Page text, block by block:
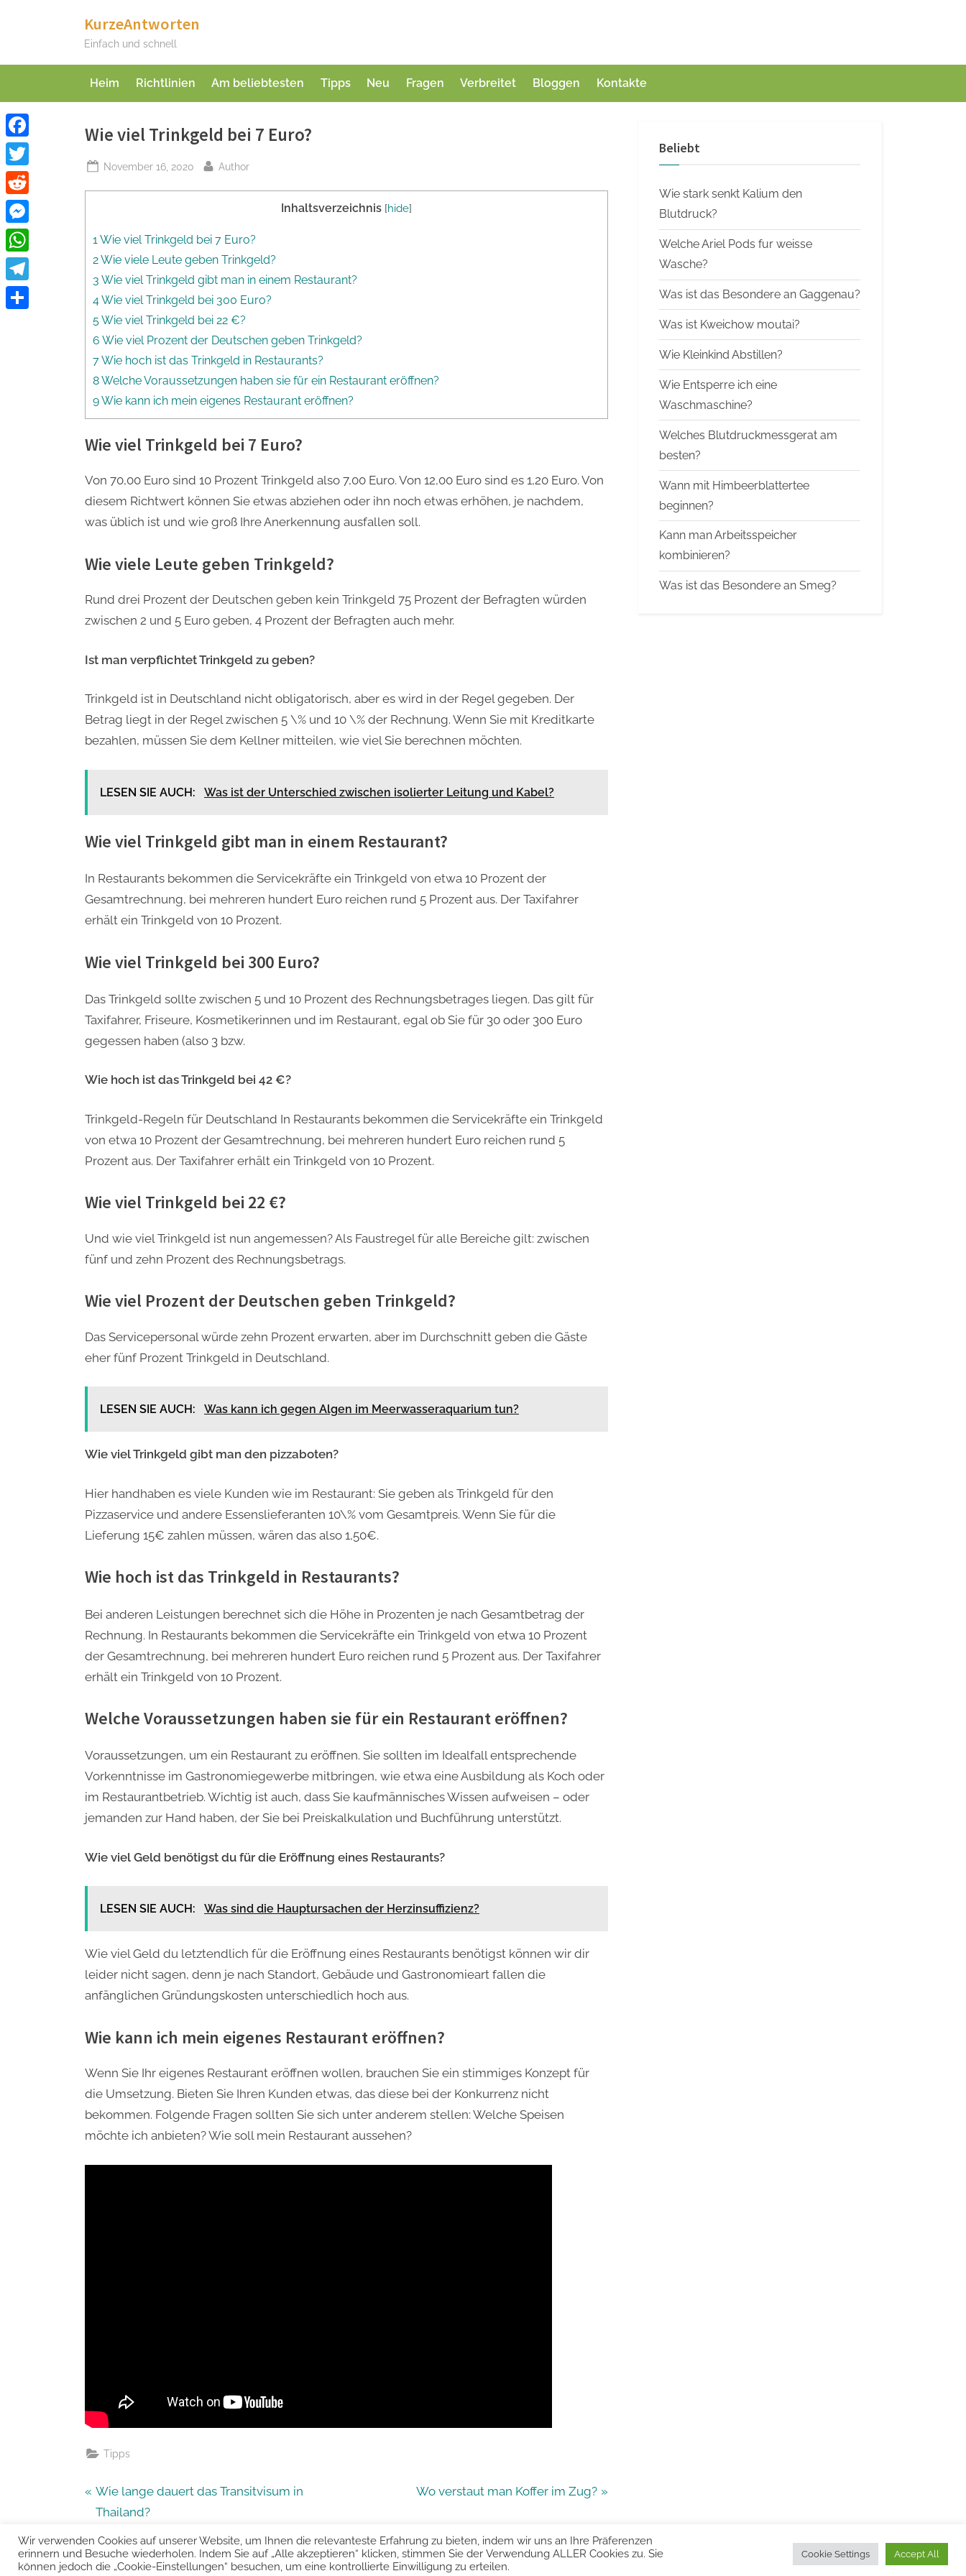
KurzeAntworten
Einfach und schnell
Heim Richtlinien Am beliebtesten Tipps Neu Fragen Verbreitet Bloggen Kontakte
Wie viel Trinkgeld bei 7 Euro?
Posted
November 16, 2020 By
Author
Inhaltsverzeichnis [hide]
1 Wie viel Trinkgeld bei 7 Euro?
2 Wie viele Leute geben Trinkgeld?
3 Wie viel Trinkgeld gibt man in einem Restaurant?
4 Wie viel Trinkgeld bei 300 Euro?
5 Wie viel Trinkgeld bei 22 €?
6 Wie viel Prozent der Deutschen geben Trinkgeld?
7 Wie hoch ist das Trinkgeld in Restaurants?
8 Welche Voraussetzungen haben sie für ein Restaurant eröffnen?
9 Wie kann ich mein eigenes Restaurant eröffnen?
Wie viel Trinkgeld bei 7 Euro?
Von 70,00 Euro sind 10 Prozent Trinkgeld also 7,00 Euro. Von 12,00 Euro sind es 1,20 Euro. Von
diesem Richtwert können Sie etwas abziehen oder ihn noch etwas erhöhen, je nachdem,
was üblich ist und wie groß Ihre Anerkennung ausfallen soll.
Wie viele Leute geben Trinkgeld?
Rund drei Prozent der Deutschen geben kein Trinkgeld 75 Prozent der Befragten würden
zwischen 2 und 5 Euro geben, 4 Prozent der Befragten auch mehr.
Ist man verpflichtet Trinkgeld zu geben?
Trinkgeld ist in Deutschland nicht obligatorisch, aber es wird in der Regel gegeben. Der
Betrag liegt in der Regel zwischen 5 \% und 10 \% der Rechnung. Wenn Sie mit Kreditkarte
bezahlen, müssen Sie dem Kellner mitteilen, wie viel Sie berechnen möchten.
LESEN SIE AUCH: Was ist der Unterschied zwischen isolierter Leitung und Kabel?
Wie viel Trinkgeld gibt man in einem Restaurant?
In Restaurants bekommen die Servicekräfte ein Trinkgeld von etwa 10 Prozent der
Gesamtrechnung, bei mehreren hundert Euro reichen rund 5 Prozent aus. Der Taxifahrer
erhält ein Trinkgeld von 10 Prozent.
Wie viel Trinkgeld bei 300 Euro?
Das Trinkgeld sollte zwischen 5 und 10 Prozent des Rechnungsbetrages liegen. Das gilt für
Taxifahrer, Friseure, Kosmetikerinnen und im Restaurant, egal ob Sie für 30 oder 300 Euro
gegessen haben (also 3 bzw.
Wie hoch ist das Trinkgeld bei 42 €?
Trinkgeld-Regeln für Deutschland In Restaurants bekommen die Servicekräfte ein Trinkgeld
von etwa 10 Prozent der Gesamtrechnung, bei mehreren hundert Euro reichen rund 5
Prozent aus. Der Taxifahrer erhält ein Trinkgeld von 10 Prozent.
Wie viel Trinkgeld bei 22 €?
Und wie viel Trinkgeld ist nun angemessen? Als Faustregel für alle Bereiche gilt: zwischen
fünf und zehn Prozent des Rechnungsbetrags.
Wie viel Prozent der Deutschen geben Trinkgeld?
Das Servicepersonal würde zehn Prozent erwarten, aber im Durchschnitt geben die Gäste
eher fünf Prozent Trinkgeld in Deutschland.
LESEN SIE AUCH: Was kann ich gegen Algen im Meerwasseraquarium tun?
Wie viel Trinkgeld gibt man den pizzaboten?
Hier handhaben es viele Kunden wie im Restaurant: Sie geben als Trinkgeld für den
Pizzaservice und andere Essenslieferanten 10\% vom Gesamtpreis. Wenn Sie für die
Lieferung 15€ zahlen müssen, wären das also 1,50€.
Wie hoch ist das Trinkgeld in Restaurants?
Bei anderen Leistungen berechnet sich die Höhe in Prozenten je nach Gesamtbetrag der
Rechnung. In Restaurants bekommen die Servicekräfte ein Trinkgeld von etwa 10 Prozent
der Gesamtrechnung, bei mehreren hundert Euro reichen rund 5 Prozent aus. Der Taxifahrer
erhält ein Trinkgeld von 10 Prozent.
Welche Voraussetzungen haben sie für ein Restaurant eröffnen?
Voraussetzungen, um ein Restaurant zu eröffnen. Sie sollten im Idealfall entsprechende
Vorkenntnisse im Gastronomiegewerbe mitbringen, wie etwa eine Ausbildung als Koch oder
im Restaurantbetrieb. Wichtig ist auch, dass Sie kaufmännisches Wissen aufweisen – oder
jemanden zur Hand haben, der Sie bei Preiskalkulation und Buchführung unterstützt.
Wie viel Geld benötigst du für die Eröffnung eines Restaurants?
LESEN SIE AUCH: Was sind die Hauptursachen der Herzinsuffizienz?
Wie viel Geld du letztendlich für die Eröffnung eines Restaurants benötigst können wir dir
leider nicht sagen, denn je nach Standort, Gebäude und Gastronomieart fallen die
anfänglichen Gründungskosten unterschiedlich hoch aus.
Wie kann ich mein eigenes Restaurant eröffnen?
Wenn Sie Ihr eigenes Restaurant eröffnen wollen, brauchen Sie ein stimmiges Konzept für
die Umsetzung. Bieten Sie Ihren Kunden etwas, das diese bei der Konkurrenz nicht
bekommen. Folgende Fragen sollten Sie sich unter anderem stellen: Welche Speisen
möchte ich anbieten? Wie soll mein Restaurant aussehen?
Tipps
Beitragsnavigation
P
r
v
Wie lange dauert das Transitvisum in
Thailand?
N
t
Wo verstaut man Koffer im Zug?
Beliebt
Wie stark senkt Kalium den
Blutdruck?
Welche Ariel Pods fur weisse
Wasche?
Was ist das Besondere an Gaggenau?
Was ist Kweichow moutai?
Wie Kleinkind Abstillen?
Wie Entsperre ich eine
Waschmaschine?
Welches Blutdruckmessgerat am
besten?
Wann mit Himbeerblattertee
beginnen?
Kann man Arbeitsspeicher
kombinieren?
Was ist das Besondere an Smeg?
Urheberrecht © 2022 KurzeAntworten Powered by
Facebook
Twitter
Reddit
Messenger
WhatsApp
Telegram
Wir verwenden Cookies auf unserer Website, um Ihnen die relevanteste Erfahrung zu bieten, indem wir uns an Ihre Präferenzen
erinnern und Besuche wiederholen. Indem Sie auf „Alle akzeptieren“ klicken, stimmen Sie der Verwendung ALLER Cookies zu. Sie
können jedoch die „Cookie-Einstellungen“ besuchen, um eine kontrollierte Einwilligung zu erteilen.
Cookie Settings Accept All